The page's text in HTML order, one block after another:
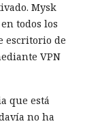
Mysk
todos los
escritorio de
VPN
que está
no ha